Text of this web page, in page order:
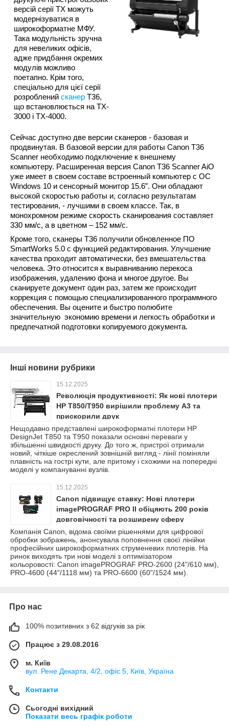
версій серії TXможуть
модернізуватися в
широкоформатне МФУ.
Така модульність зручна
для невеликих офісів,
адже придбання окремих
модулів можливо
поетапно. Крім того,
спеціально для цієї серії
розроблений сканерT36,
що встановлюється на TX-
3000 і TX-4000.
Сейчас доступно две версии сканеров - базовая и
продвинутая. В базовой версии для работы Canon T36
Scanner необходимо подключение к внешнему
компьютеру. Расширенная версия Canon T36 Scanner AiO
уже имеет в своем составе встроенный компьютер с ОС
Windows 10 и сенсорный монитор 15.6”. Они обладают
высокой скоростью работы и, согласно результатам
тестирования, - лучшими в своем классе. Так, в
монохромном режиме скорость сканирования составляет
330 мм/с, а в цветном – 152 мм/с.
Кроме того, сканеры T36 получили обновленное ПО
SmartWorks 5.0 с функцией редактирования. Улучшение
качества проходит автоматически, без вмешательства
человека. Это относится к выравниванию перекоса
изображения, удалению фона и многое другое. Вы
сканируете документ один раз, затем же происходит
коррекция с помощью специализированного программного
обеспечения. Вы оцените и быстро полюбите
значительную экономию времени и легкость обработки и
предпечатной подготовки копируемого документа.
Інші новини рубрики
15.12.2025
Революція продуктивності: Як нові плотери
HP T850/T950 вирішили проблему A3 та
прискорили друк
Нещодавно представлені широкоформатні плотери HP
DesignJet T850 та T950 показали основні переваги у
збільшенні швидкості друку. До того ж, пристрої отримали
новий, чіткіше окреслений зовнішній вигляд - лінії поміняли
плавність на гострі кути, але притому і схожими на попередні
моделі у компануванні вузлів.
15.12.2025
Canon підвищує ставку: Нові плотери
imagePROGRAF PRO II обіцяють 200 років
довговічності та розширену сферу
застосування
Компанія Canon, відома своїми рішеннями для цифрової
обробки зображень, анонсувала поповнення своєї лінійки
професійних широкоформатних струменевих плотерів. На
ринок виходять три нові моделі з оптимізатором
кольоровості: Canon imagePROGRAF PRO-2600 (24"/610 мм),
PRO-4600 (44"/1118 мм) та PRO-6600 (60"/1524 мм).
Про нас
100% позитивних з 62 відгуків за рік
Працює з 29.08.2016
м. Київ
вул. Рене Декарта, 4/2, офіс 5, Київ, Україна
Контакти
Сьогодні вихідний
Показати весь графік роботи